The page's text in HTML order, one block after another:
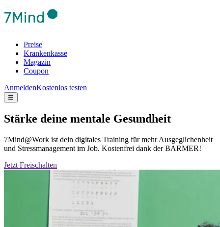
Preise
Krankenkasse
Magazin
Coupon
AnmeldenKostenlos testen
☰
Stärke deine mentale Gesundheit
7Mind@Work ist dein digitales Training für mehr Ausgeglichenheit
und Stressmanagement im Job. Kostenfrei dank der BARMER!
Jetzt Freischalten